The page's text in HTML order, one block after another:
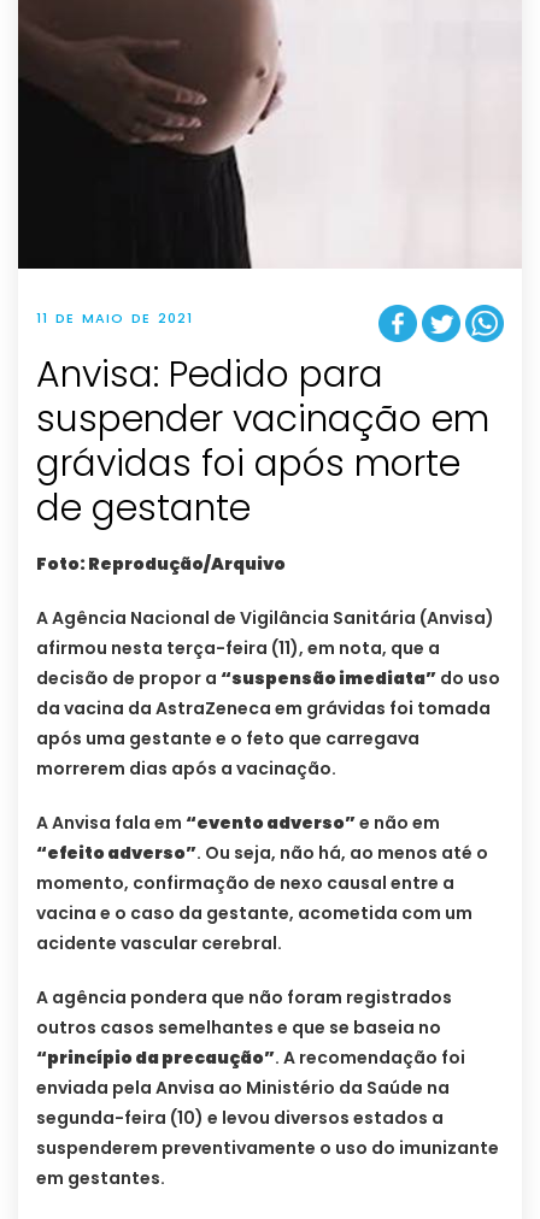
11 DE MAIO DE 2021
Anvisa: Pedido para
suspender vacinação em
grávidas foi após morte
de gestante
Foto: Reprodução/Arquivo
A Agência Nacional de Vigilância Sanitária (Anvisa)
afirmou nesta terça-feira (11), em nota, que a
decisão de propor a “suspensão imediata” do uso
da vacina da AstraZeneca em grávidas foi tomada
após uma gestante e o feto que carregava
morrerem dias após a vacinação.
A Anvisa fala em “evento adverso”e não em
“efeito adverso”. Ou seja, não há, ao menos até o
momento, confirmação de nexo causal entre a
vacina e o caso da gestante, acometida com um
acidente vascular cerebral.
A agência pondera que não foram registrados
outros casos semelhantes e que se baseia no
“princípio da precaução”. A recomendação foi
enviada pela Anvisa ao Ministério da Saúde na
segunda-feira (10) e levou diversos estados a
suspenderem preventivamente o uso do imunizante
em gestantes.